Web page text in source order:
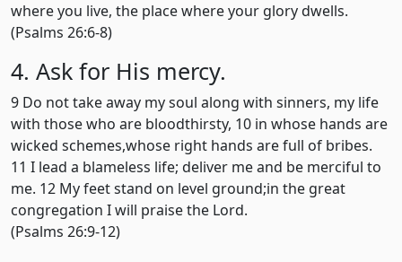
where you live, the place where your glory dwells.
(Psalms 26:6-8)
4. Ask for His mercy.
9 Do not take away my soul along with sinners, my life
with those who are bloodthirsty, 10 in whose hands are
wicked schemes,whose right hands are full of bribes.
11 I lead a blameless life; deliver me and be merciful to
me. 12 My feet stand on level ground;in the great
congregation I will praise the Lord.
(Psalms 26:9-12)